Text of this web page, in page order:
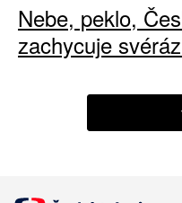
Nebe, peklo,
zachycuje